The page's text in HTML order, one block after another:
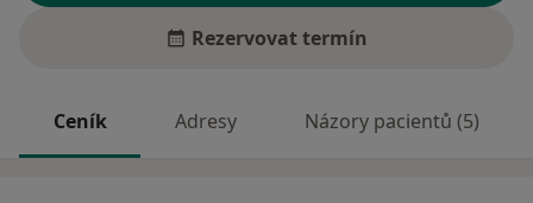
Rezervovat termín
Ceník Adresy Názory pacientů (5)